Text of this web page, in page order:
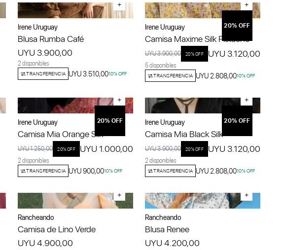
+
Irene Uruguay
Blusa Rumba Café
UYU 3.900,00
2 disponibles
TRANSFERENCIA UYU 3.510,0010% OFF
20% OFF
+
Irene Uruguay
Camisa Maxime Silk Pistacho
UYU 3.900,00 20% OFF UYU 3.120,00
5 disponibles
TRANSFERENCIA UYU 2.808,0010% OFF
20% OFF
+
Irene Uruguay
Camisa Mia Orange Silk
UYU 1.250,00 20% OFF UYU 1.000,00
2 disponibles
TRANSFERENCIA UYU 900,0010% OFF
20% OFF
+
Irene Uruguay
Camisa Mia Black Silk
UYU 3.900,00 20% OFF UYU 3.120,00
2 disponibles
TRANSFERENCIA UYU 2.808,0010% OFF
+
Rancheando
Camisa de Lino Verde
UYU 4.900,00
+
Rancheando
Blusa Renee
UYU 4.200,00